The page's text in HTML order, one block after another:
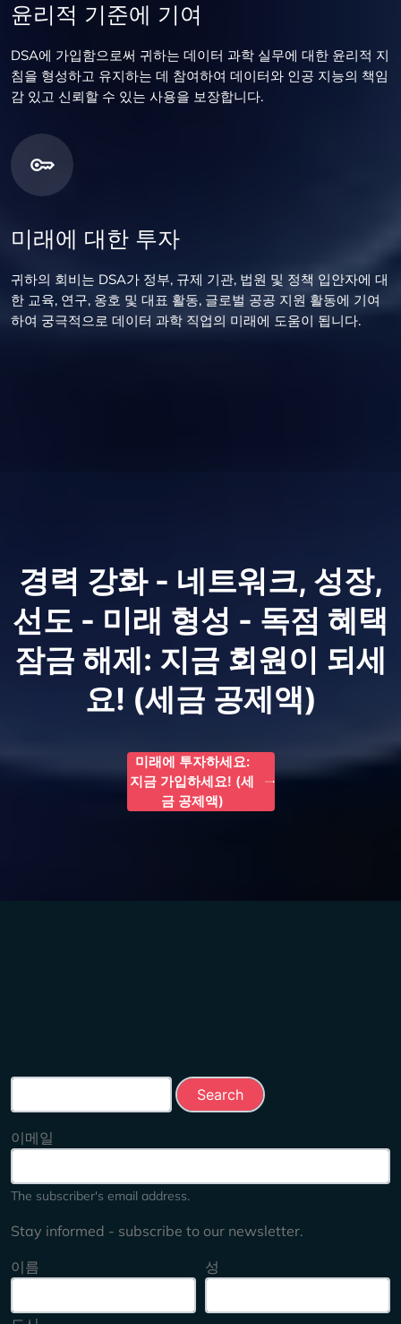
윤리적 기준에 기여
DSA에 가입함으로써 귀하는 데이터 과학 실무에 대한 윤리적 지
침을 형성하고 유지하는 데 참여하여 데이터와 인공 지능의 책임
감 있고 신뢰할 수 있는 사용을 보장합니다.
미래에 대한 투자
귀하의 회비는 DSA가 정부, 규제 기관, 법원 및 정책 입안자에 대
한 교육, 연구, 옹호 및 대표 활동, 글로벌 공공 지원 활동에 기여
하여 궁극적으로 데이터 과학 직업의 미래에 도움이 됩니다.
경력 강화 - 네트워크, 성장,
선도 - 미래 형성 - 독점 혜택
잠금 해제: 지금 회원이 되세
요! (세금 공제액)
미래에 투자하세요:
지금 가입하세요! (세
금 공제액)
이메일
The subscriber's email address.
Stay informed - subscribe to our newsletter.
이름
성